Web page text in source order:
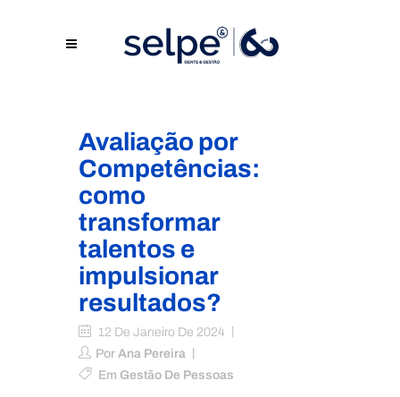
Avaliação por
Competências:
como
transformar
talentos e
impulsionar
resultados?
12 De Janeiro De 2024
Por Ana Pereira
Em Gestão De Pessoas